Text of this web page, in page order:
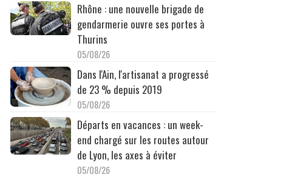
Rhône : une nouvelle brigade de
gendarmerie ouvre ses portes à
Thurins
05/08/26
Dans l'Ain, l'artisanat a progressé
de 23 % depuis 2019
05/08/26
Départs en vacances : un week-
end chargé sur les routes autour
de Lyon, les axes à éviter
05/08/26